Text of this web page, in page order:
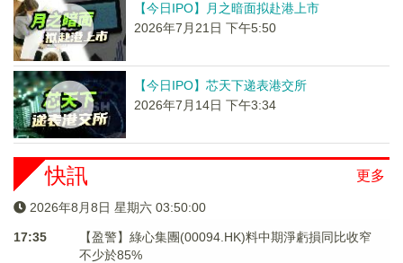
【今日IPO】月之暗面拟赴港上市
2026年7月21日 下午5:50
【今日IPO】芯天下递表港交所
2026年7月14日 下午3:34
更多
快訊
2026年8月8日 星期六 03:50:00
17:35
【盈警】綠心集團(00094.HK)料中期淨虧損同比收窄
不少於85%